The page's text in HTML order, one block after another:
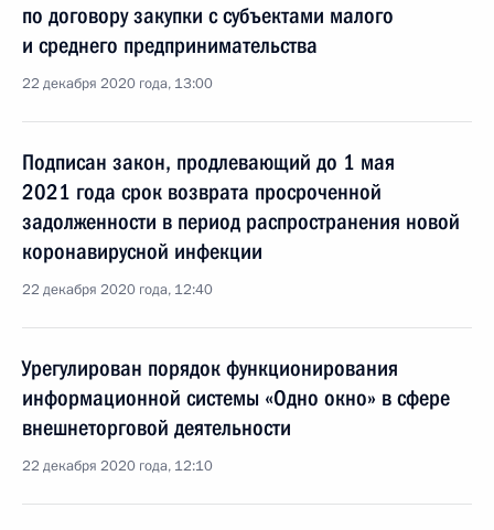
по договору закупки с субъектами малого
и среднего предпринимательства
22 декабря 2020 года, 13:00
Подписан закон, продлевающий до 1 мая
2021 года срок возврата просроченной
задолженности в период распространения новой
коронавирусной инфекции
22 декабря 2020 года, 12:40
Урегулирован порядок функционирования
информационной системы «Одно окно» в сфере
внешнеторговой деятельности
22 декабря 2020 года, 12:10